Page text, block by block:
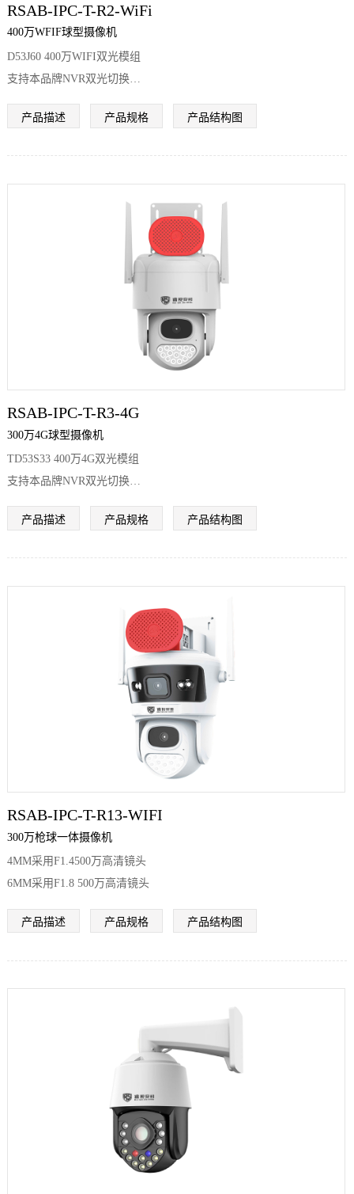
RSAB-IPC-T-R2-WiFi
400万WFIF球型摄像机
D53J60 400万WIFI双光模组
支持本品牌NVR双光切换
支持SEETONG APP双光切换
产品描述
产品规格 产品结构图
RSAB-IPC-T-R3-4G
300万4G球型摄像机
TD53S33 400万4G双光模组
支持本品牌NVR双光切换
支持SEETONG APP双光切换
产品描述
产品规格 产品结构图
RSAB-IPC-T-R13-WIFI
300万枪球一体摄像机
4MM采用F1.4500万高清镜头
6MM采用F1.8 500万高清镜头
产品描述 产品规格 产品结构图